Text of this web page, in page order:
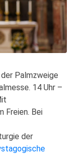
Palmzweige
14 Uhr –
Freien. Bei
der